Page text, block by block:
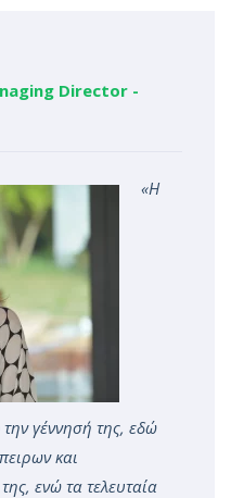
Director -
«Η
γέννησή της, εδώ
και
ενώ τα τελευταία